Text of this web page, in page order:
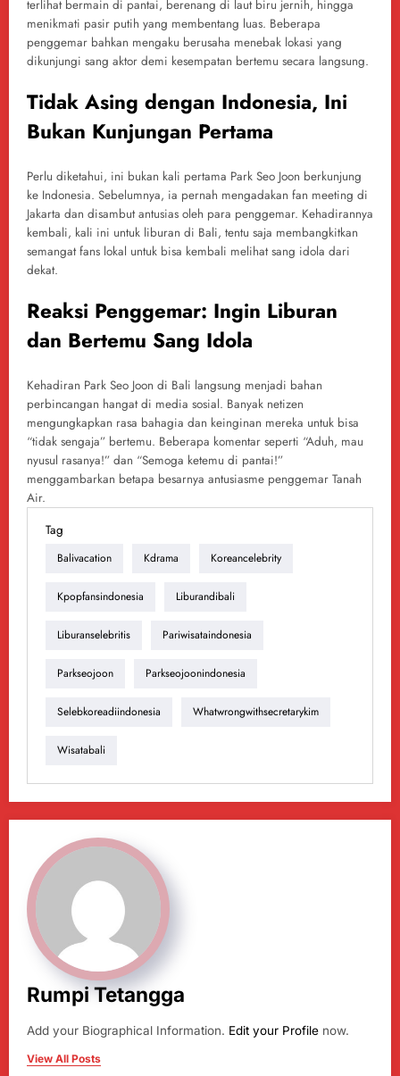
terlihat bermain di pantai, berenang di laut biru jernih, hingga
menikmati pasir putih yang membentang luas. Beberapa
penggemar bahkan mengaku berusaha menebak lokasi yang
dikunjungi sang aktor demi kesempatan bertemu secara langsung.
Tidak Asing dengan Indonesia, Ini
Bukan Kunjungan Pertama
Perlu diketahui, ini bukan kali pertama Park Seo Joon berkunjung
ke Indonesia. Sebelumnya, ia pernah mengadakan fan meeting di
Jakarta dan disambut antusias oleh para penggemar. Kehadirannya
kembali, kali ini untuk liburan di Bali, tentu saja membangkitkan
semangat fans lokal untuk bisa kembali melihat sang idola dari
dekat.
Reaksi Penggemar: Ingin Liburan
dan Bertemu Sang Idola
Kehadiran Park Seo Joon di Bali langsung menjadi bahan
perbincangan hangat di media sosial. Banyak netizen
mengungkapkan rasa bahagia dan keinginan mereka untuk bisa
“tidak sengaja” bertemu. Beberapa komentar seperti “Aduh, mau
nyusul rasanya!” dan “Semoga ketemu di pantai!”
menggambarkan betapa besarnya antusiasme penggemar Tanah
Air.
Tag
Balivacation Kdrama Koreancelebrity
Kpopfansindonesia Liburandibali
Liburanselebritis Pariwisataindonesia
Parkseojoon Parkseojoonindonesia
Selebkoreadiindonesia Whatwrongwithsecretarykim
Wisatabali
Rumpi Tetangga
Add your Biographical Information. Edit your Profile now.
View All Posts